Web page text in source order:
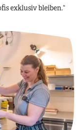
exklusiv bleiben.“